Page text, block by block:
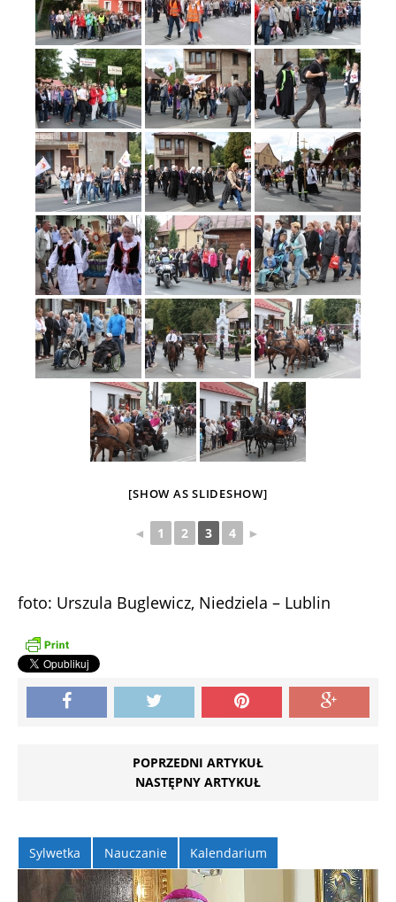
[SHOW AS SLIDESHOW]
◄ 1 2 3 4 ►
foto: Urszula Buglewicz, Niedziela – Lublin
POPRZEDNI ARTYKUŁ
NASTĘPNY ARTYKUŁ
Sylwetka Nauczanie Kalendarium